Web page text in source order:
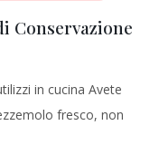
Conservazione
in cucina Avete
fresco, non